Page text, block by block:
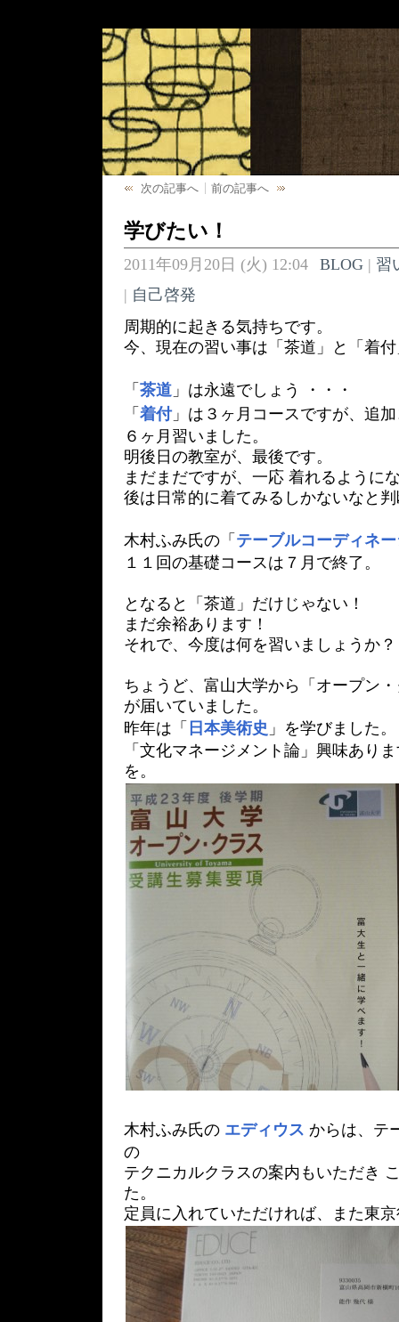
次の記事へ 前の記事へ
学びたい！
2011年09月20日 (火) 12:04 BLOG| 習
| 自己啓発
周期的に起きる気持ちです。
今、現在の習い事は「茶道」と「着
「 茶道 」は永遠でしょう ・・・
「 着付」は３ヶ月コースですが、追
６ヶ月習いました。
明後日の教室が、最後です。
まだまだですが、一応 着れるように
後は日常的に着てみるしかないなと
木村ふみ氏の「 テーブルコーディネ
１１回の基礎コースは７月で終了。
となると「茶道」だけじゃない！
まだ余裕あります！
それで、今度は何を習いましょうか
ちょうど、富山大学から「オープン
が届いていました。
昨年は「 日本美術史 」を学びました。
「文化マネージメント論」興味あり
を。
木村ふみ氏の エディウス からは、テ
の
テクニカルクラスの案内もいただき
た。
定員に入れていただければ、また東